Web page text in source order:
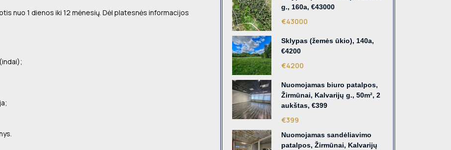
nuo 1 dienos iki 12 mėnesių. Dėl platesnės informacijos
g., 160a, €43000
€43000
Sklypas (žemės ūkio), 140a,
€4200
€4200
Nuomojamas biuro patalpos,
Žirmūnai, Kalvarijų g., 50m², 2
aukštas, €399
€399
Nuomojamas sandėliavimo
patalpos, Žirmūnai, Kalvarijų